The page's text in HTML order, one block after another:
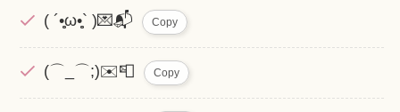
( ´•̥̥̥ω•̥̥̥` )💌📬 Copy
(⌒_⌒;)✉️📮 Copy